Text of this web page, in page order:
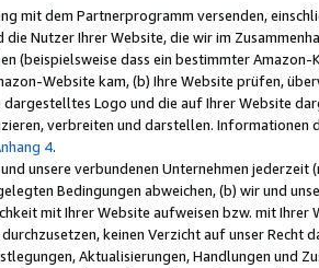
mit dem Partnerprogramm versenden,
Nutzer Ihrer Website, die wir im
(beispielsweise dass ein bestimmter
Website kam, (b) Ihre Website prüfen,
Logo und die auf Ihrer Website
verbreiten und darstellen.
4.
unsere verbundenen Unternehmen
Bedingungen abweichen, (b) wir und
mit Ihrer Website aufweisen bzw. mit Ihrer
keinen Verzicht auf unser
Aktualisierungen, Handlungen und